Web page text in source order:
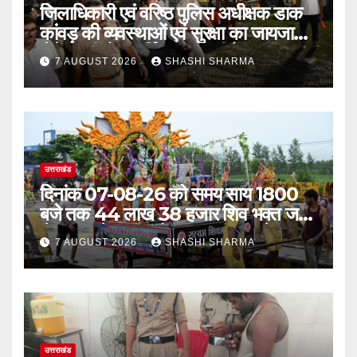
जिलाधिकारी एवं वरिष्ठ पुलिस अधीक्षक डाक
कांवड़ की व्यवस्थाओं एवं सुरक्षा का जायजा
लेने बैरागी कैंप पार्किंग स्थल जीरो ग्राउंड पर
देर रात्रि पहुंचे
7 AUGUST 2026 SHASHI SHARMA
उत्तराखंड
दिनांक 07-08-26 को समय साय 1800
बजे तक 44 लाख 38 हजार शिव भक्त जल
लेकर अपने गंतव्य को प्रस्थान कर चुके
7 AUGUST 2026 SHASHI SHARMA
उत्तराखंड